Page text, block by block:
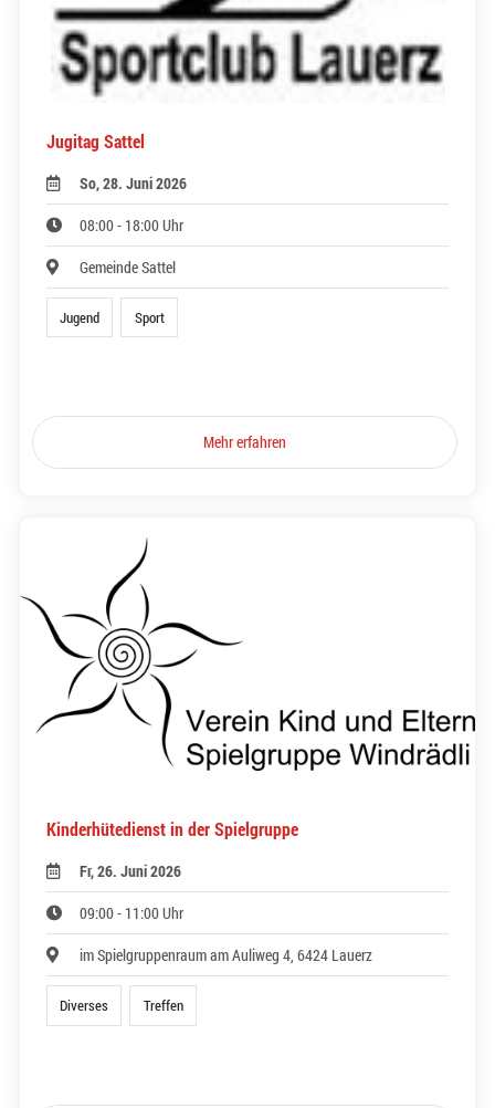
Jugitag Sattel
So, 28. Juni 2026
08:00 - 18:00 Uhr
Gemeinde Sattel
Jugend Sport
Mehr erfahren
Kinderhütedienst in der Spielgruppe
Fr, 26. Juni 2026
09:00 - 11:00 Uhr
im Spielgruppenraum am Auliweg 4, 6424 Lauerz
Diverses Treffen